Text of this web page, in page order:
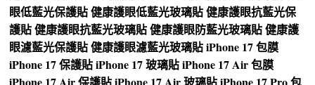
眼低藍光保護貼健康護眼低藍光玻璃貼健康護眼抗藍光保
護貼健康護眼抗藍光玻璃貼健康護眼防藍光玻璃貼健康護
眼濾藍光保護貼健康護眼濾藍光玻璃貼iPhone 17 包膜
iPhone 17 保護貼iPhone 17 玻璃貼iPhone 17 Air 包膜